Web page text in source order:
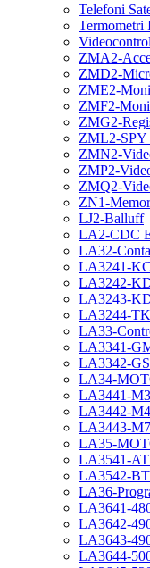
Telefoni
Termometri
ZMA2-
ZMD2-
ZME2-
ZMF2-
ZMG2-
ZML2-
ZMN2-
ZMP2-
ZMQ2-
ZN1-
LJ2-Balluff
LA2-CDC
LA32-
LA3241-
LA3242-
LA3243-
LA3244-
LA33-
LA3341-
LA3342-
LA34-
LA3441-
LA3442-
LA3443-
LA35-
LA3541-
LA3542-
LA36-
LA3641-
LA3642-
LA3643-
LA3644-